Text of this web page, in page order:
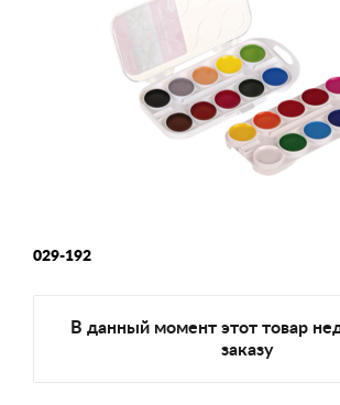
029-192
В данный момент этот товар
заказу